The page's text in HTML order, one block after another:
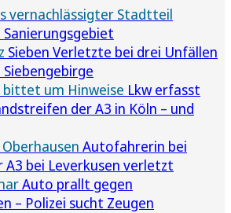
vernachlässigter Stadtteil
Sieben Verletzte bei drei Unfällen
bittet um Hinweise Lkw erfasst
der A3 in Köln – und
Autofahrerin bei
A3 bei Leverkusen verletzt
Auto prallt gegen
– Polizei sucht Zeugen